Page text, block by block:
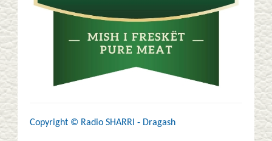
Copyright © Radio SHARRI - Dragash